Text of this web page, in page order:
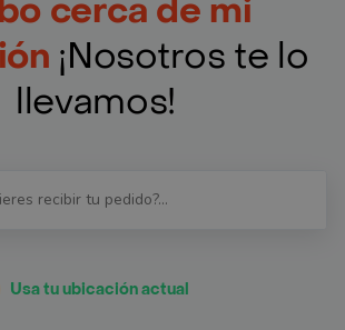
cerca de mi
¡Nosotros te lo
llevamos!
Usa tu ubicación actual